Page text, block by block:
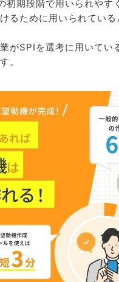
初期段階で用いられやす
るために用いられている
がSPIを選考に用いてい
。